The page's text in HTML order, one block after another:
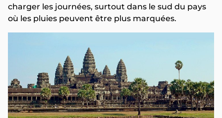
charger les journées, surtout dans le sud du pays
où les pluies peuvent être plus marquées.